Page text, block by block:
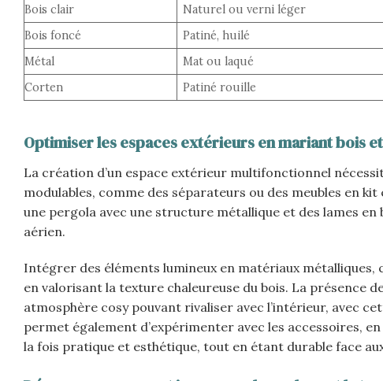
Bois clair
Naturel ou verni léger
Bois foncé
Patiné, huilé
Métal
Mat ou laqué
Corten
Patiné rouille
Optimiser les espaces extérieurs en mariant bois
La création d’un espace extérieur multifonctionnel
modulables, comme des séparateurs ou des meubles en
une pergola avec une structure métallique et des lames
aérien.
Intégrer des éléments lumineux en matériaux
en valorisant la texture chaleureuse du bois. La présence
atmosphère cosy pouvant rivaliser avec l’intérieur, avec
permet également d’expérimenter avec les accessoires,
la fois pratique et esthétique, tout en étant durable face